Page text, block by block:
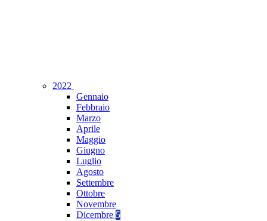
2022
Gennaio
Febbraio
Marzo
Aprile
Maggio
Giugno
Luglio
Agosto
Settembre
Ottobre
Novembre
Dicembre 5